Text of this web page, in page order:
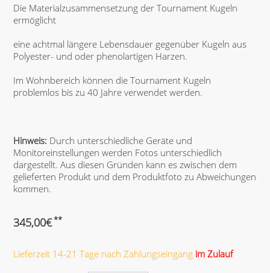
Die Materialzusammensetzung der Tournament Kugeln
ermöglicht
eine achtmal längere Lebensdauer gegenüber Kugeln aus
Polyester- und oder phenolartigen Harzen.
Im Wohnbereich können die Tournament Kugeln
problemlos bis zu 40 Jahre verwendet werden.
Hinweis: Durch unterschiedliche Geräte und
Monitoreinstellungen werden Fotos unterschiedlich
dargestellt. Aus diesen Gründen kann es zwischen dem
gelieferten Produkt und dem Produktfoto zu Abweichungen
kommen.
345,00€**
Lieferzeit 14-21 Tage nach Zahlungseingang im Zulauf